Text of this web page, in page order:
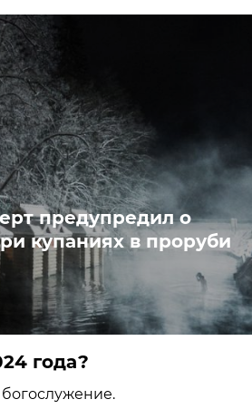
предупредил о
купаниях в проруби
года?